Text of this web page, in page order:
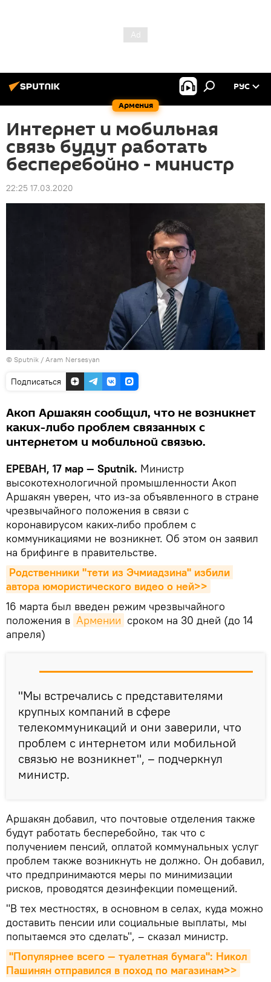
Армения
РУС
Интернет и мобильная
связь будут работать
бесперебойно - министр
22:25 17.03.2020
© Sputnik / Aram Nersesyan
Подписаться
Акоп Аршакян сообщил, что не возникнет
каких-либо проблем связанных с
интернетом и мобильной связью.
ЕРЕВАН, 17 мар — Sputnik. Министр
высокотехнологичной промышленности Акоп
Аршакян уверен, что из-за объявленного в стране
чрезвычайного положения в связи с
коронавирусом каких-либо проблем с
коммуникациями не возникнет. Об этом он заявил
на брифинге в правительстве.
Родственники "тети из Эчмиадзина" избили
автора юмористического видео о ней>>
16 марта был введен режим чрезвычайного
положения в Армении сроком на 30 дней (до 14
апреля)
"Мы встречались с представителями
крупных компаний в сфере
телекоммуникаций и они заверили, что
проблем с интернетом или мобильной
связью не возникнет", – подчеркнул
министр.
Аршакян добавил, что почтовые отделения также
будут работать бесперебойно, так что с
получением пенсий, оплатой коммунальных услуг
проблем также возникнуть не должно. Он добавил,
что предпринимаются меры по минимизации
рисков, проводятся дезинфекции помещений.
"В тех местностях, в основном в селах, куда можно
доставить пенсии или социальные выплаты, мы
попытаемся это сделать", – сказал министр.
"Популярнее всего — туалетная бумага": Никол
Пашинян отправился в поход по магазинам>>